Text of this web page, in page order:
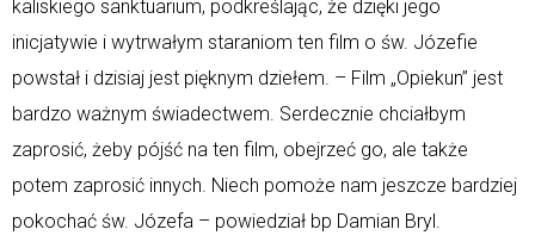
kaliskiego sanktuarium, podkreślając, że dzięki jego
inicjatywie i wytrwałym staraniom ten film o św. Józefie
powstał i dzisiaj jest pięknym dziełem. – Film „Opiekun” jest
bardzo ważnym świadectwem. Serdecznie chciałbym
zaprosić, żeby pójść na ten film, obejrzeć go, ale także
potem zaprosić innych. Niech pomoże nam jeszcze bardziej
pokochać św. Józefa – powiedział bp Damian Bryl.